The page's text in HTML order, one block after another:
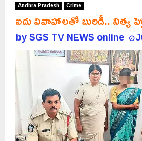
Andhra Pradesh Crime
ఐదు వివాహాలతో బురిడీ.. నిత్య
bySGS TV NEWS online